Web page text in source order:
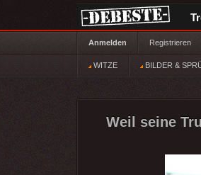
Anmelden Registrieren
WITZE BILDER &
Weil seine